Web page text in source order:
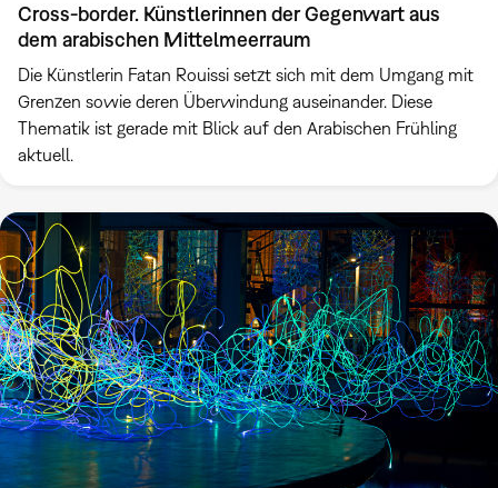
Cross-border. Künstlerinnen der Gegenwart aus
dem arabischen Mittelmeerraum
Die Künstlerin Fatan Rouissi setzt sich mit dem Umgang mit
Grenzen sowie deren Überwindung auseinander. Diese
Thematik ist gerade mit Blick auf den Arabischen Frühling
aktuell.